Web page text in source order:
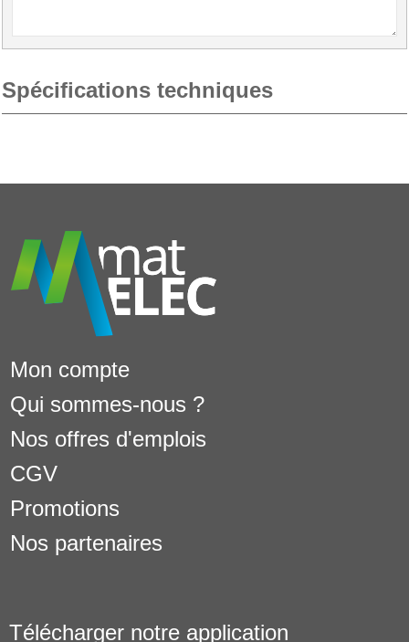
Spécifications techniques
Mon compte
Qui sommes-nous ?
Nos offres d'emplois
CGV
Promotions
Nos partenaires
Télécharger notre application